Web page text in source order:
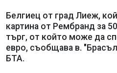
Белгиец от град Лиеж,
картина от Рембранд за
търг, от който може да
евро, съобщава в.
БТА.